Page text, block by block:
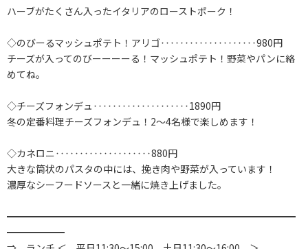
ハーブがたくさん入ったイタリアのローストポーク！
◇のびーるマッシュポテト！アリゴ‥‥‥‥‥‥‥‥‥‥980円
チーズが入ってのびーーーーる！マッシュポテト！野菜やパンに絡
めてね。
◇チーズフォンデュ‥‥‥‥‥‥‥‥‥‥1890円
冬の定番料理チーズフォンデュ！2～4名様で楽しめます！
◇カネロニ‥‥‥‥‥‥‥‥‥‥880円
大きな筒状のパスタの中には、挽き肉や野菜が入っています！
濃厚なシーフードソースと一緒に焼き上げました。
━━━━━━━━━━━━━━━━━━━━━━━━━━━━━━
━━━━━━